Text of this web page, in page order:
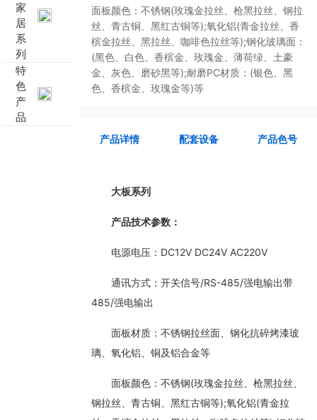
睿典系列智能开关
君典系列智能开关
凯越系列智能开关
摇杆系列智能开关
客控系统方案5
家
居
系
列
特
色
产
品
面板颜色：不锈钢(玫瑰金拉丝、枪黑拉丝、钢拉
丝、青古铜、黑红古铜等);氧化铝(青金拉丝、香
槟金拉丝、黑拉丝、咖啡色拉丝等);钢化玻璃面：
(黑色、白色、香槟金、玫瑰金、薄荷绿、土豪
金、灰色、磨砂黑等);耐磨PC材质：(银色、黑
色、香槟金、玫瑰金等)等
产品详情 配套设备 产品色号
大板系列
产品技术参数：
电源电压：DC12V DC24V AC220V
通讯方式：开关信号/RS-485/强电输出带
485/强电输出
面板材质：不锈钢拉丝面、钢化抗碎烤漆玻
璃、氧化铝、铜及铝合金等
面板颜色：不锈钢(玫瑰金拉丝、枪黑拉丝、
钢拉丝、青古铜、黑红古铜等);氧化铝(青金拉